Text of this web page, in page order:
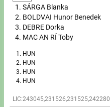
SÁRGA Blanka
BOLDVAI Hunor Benedek
DEBRE Dorka
MAC AN RÍ Toby
HUN
HUN
HUN
HUN
LIC:243045,231526,231525,242280